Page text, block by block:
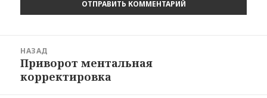
записям
НАЗАД
Предыдущая
запись:
Приворот ментальная
корректировка